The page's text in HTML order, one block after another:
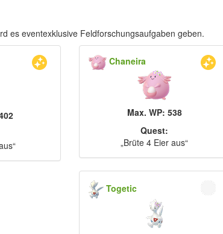
es eventexklusive Feldforschungsaufgaben geben.
Chaneira
Max. WP: 538
Quest:
„Brüte 4 Eier aus“
Togetic